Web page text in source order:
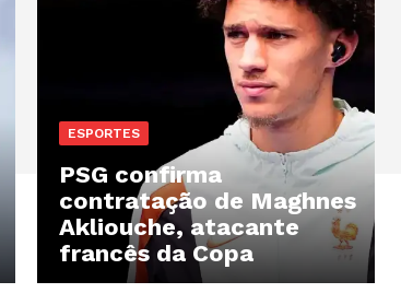
ESPORTES
PSG confirma
contratação de Maghnes
Akliouche, atacante
francês da Copa